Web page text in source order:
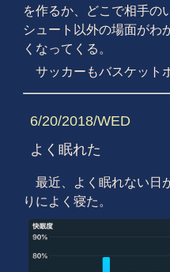
を作るか、どこで相手の
シュート以外の場面がわ
くなってくる。
サッカーもバスケット
6/20/2018/WED
よく眠れた
最近、よく眠れない日
りによく寝た。